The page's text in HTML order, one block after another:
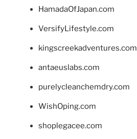
HamadaOfJapan.com
VersifyLifestyle.com
kingscreekadventures.com
antaeuslabs.com
purelycleanchemdry.com
WishOping.com
shoplegacee.com